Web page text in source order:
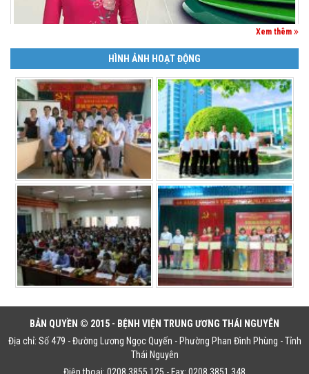
Xem thêm
HÌNH ẢNH HOẠT ĐỘNG
BẢN QUYỀN © 2015 - BỆNH VIỆN TRUNG ƯƠNG THÁI NGUYÊN
Địa chỉ: Số 479 - Đường Lương Ngọc Quyến - Phường Phan Đình Phùng - Tỉnh
Thái Nguyên